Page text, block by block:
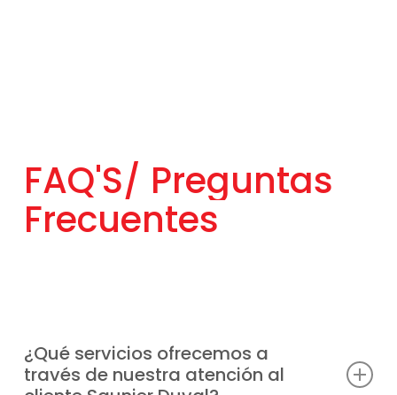
FAQ'S/ Preguntas
Frecuentes
¿Qué servicios ofrecemos a
través de nuestra atención al